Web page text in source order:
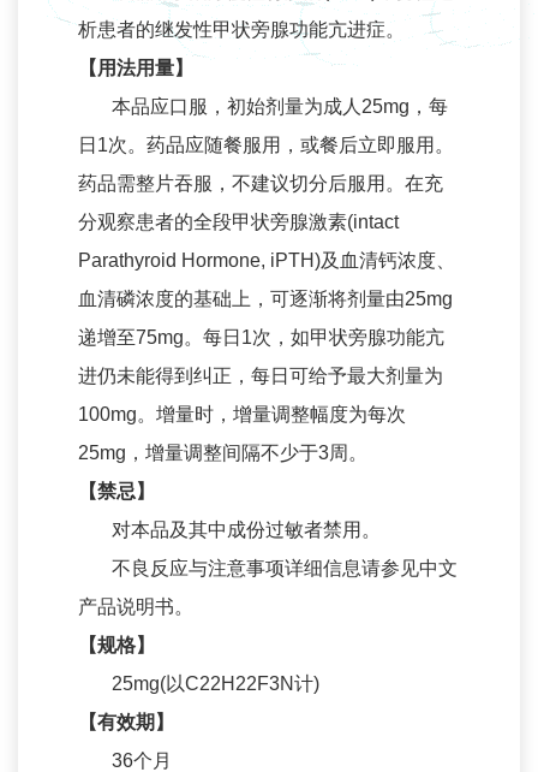
投资者关系
公告与通函
招股文件
公司治理
投资者联系
招贤纳士
人才发展
招聘岗位
联系我们
产品咨询
析患者的继发性甲状旁腺功能亢进症。
【用法用量】
本品应口服，初始剂量为成人25mg，每
日1次。药品应随餐服用，或餐后立即服用。
药品需整片吞服，不建议切分后服用。在充
分观察患者的全段甲状旁腺激素(intact
Parathyroid Hormone, iPTH)及血清钙浓度、
血清磷浓度的基础上，可逐渐将剂量由25mg
递增至75mg。每日1次，如甲状旁腺功能亢
进仍未能得到纠正，每日可给予最大剂量为
100mg。增量时，增量调整幅度为每次
25mg，增量调整间隔不少于3周。
【禁忌】
对本品及其中成份过敏者禁用。
不良反应与注意事项详细信息请参见中文
产品说明书。
【规格】
25mg(以C22H22F3N计)
【有效期】
36个月